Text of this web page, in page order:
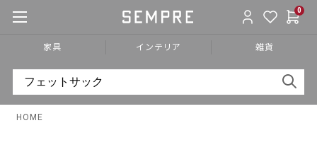
0
家具 インテリア 雑貨
HOME